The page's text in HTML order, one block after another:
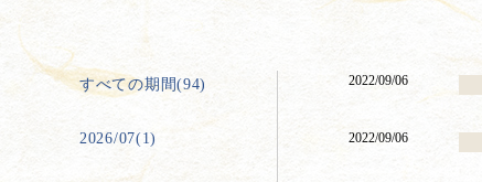
すべての期間(94)
2026/07(1)
2022/09/06
2022/09/06